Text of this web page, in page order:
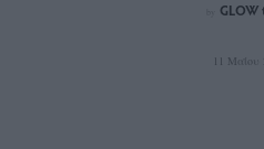
GLOW
11 Μαΐου